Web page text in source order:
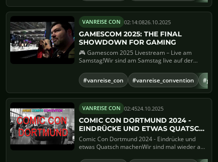
VANREISE CON 02:14:0826.10.2025
GAMESCOM 2025: THE FINAL
SHOWDOWN FOR GAMING
🎮 Gamescom 2025 Livestream – Live am
Samstag!Wir sind am Samstag live auf der
#vanreise_con #vanreise_convention
VANREISE CON 02:4524.10.2025
COMIC CON DORTMUND 2024 -
EINDRÜCKE UND ETWAS QUATSCH
MACHEN
Comic Con Dortmund 2024 - Eindrücke und
etwas Quatsch machenWir sind mal wieder auf